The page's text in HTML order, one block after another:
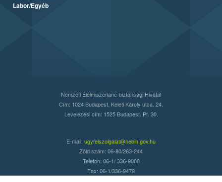
Labor/Egyéb
Nemzeti Élelmiszerlánc-biztonsági Hivatal
Cím: 1024 Budapest, Keleti Károly utca. 24.
Levelezési cím: 1525 Budapest. Pf. 30.
E-mail: ugyfelszolgalat@nebih.gov.hu
Zöld szám: 06-80/263-244
Telefon: 06-1/ 336-9000
Fax: 06-1/336-9479